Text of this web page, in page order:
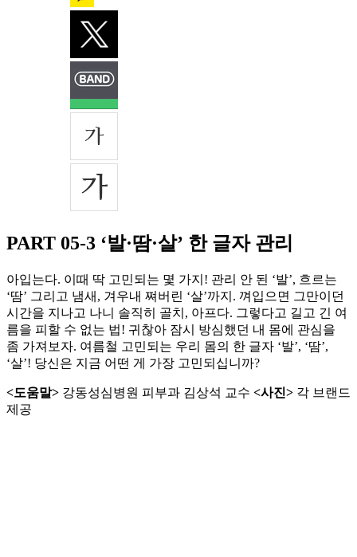
PART 05-3 ‘발·땀·살’ 한 글자 관리
아입는다. 이때 딱 고민되는 몇 가지! 관리 안 된 ‘발’, 흐르는
‘땀’ 그리고 냄새, 겨우내 쪄버린 ‘살’까지. 껴입으면 그만이던
시간을 지나고 나니 솔직히 골치, 아프다. 그렇다고 길고 긴 여
름을 피할 수 없는 법! 귀찮아 잠시 방심했던 내 몸에 관심을
좀 가져보자. 여름철 고민되는 우리 몸의 한 글자 ‘발’, ‘땀’,
‘살’! 당신은 지금 어떤 게 가장 고민되십니까?
<도움말> 강동성심병원 피부과 김상석 교수 <사진> 각 브랜드
제공